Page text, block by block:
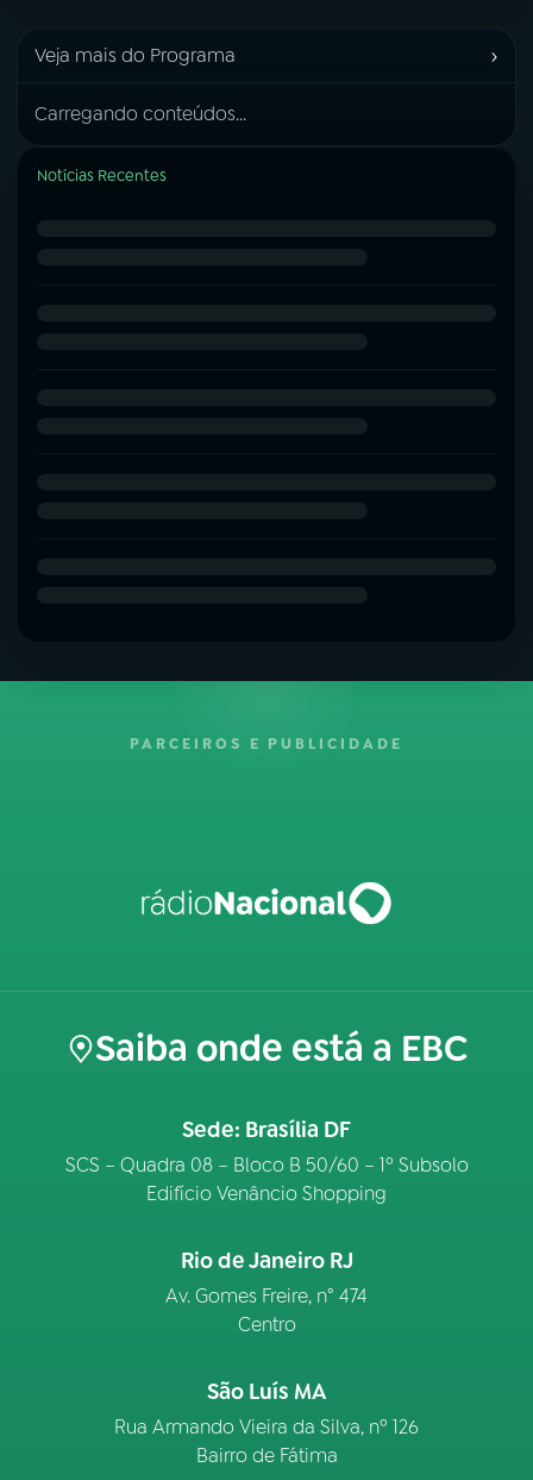
Veja mais do Programa ›
Carregando conteúdos...
Notícias Recentes
PARCEIROS E PUBLICIDADE
Saiba onde está a EBC
Sede: Brasília DF
SCS – Quadra 08 – Bloco B 50/60 – 1º Subsolo
Edifício Venâncio Shopping
Rio de Janeiro RJ
Av. Gomes Freire, n° 474
Centro
São Luís MA
Rua Armando Vieira da Silva, nº 126
Bairro de Fátima